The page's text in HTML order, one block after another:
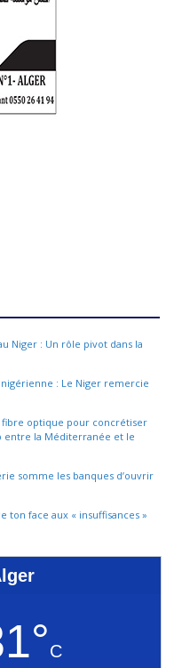
Niger : Un rôle pivot dans la
: Le Niger remercie
fibre optique pour concrétiser
entre la Méditerranée et le
somme les banques d’ouvrir
ton face aux « insuffisances »
C